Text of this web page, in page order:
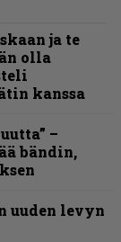
ja te
olla
kanssa
–
bändin,
uuden levyn